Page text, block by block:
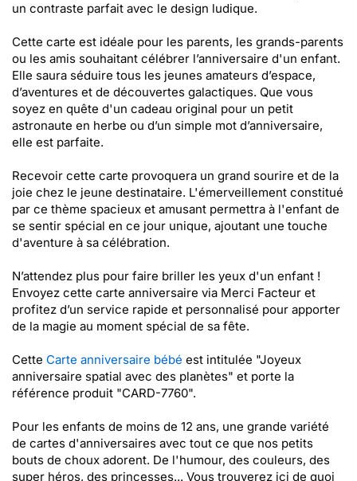
un contraste parfait avec le design ludique.
Cette carte est idéale pour les parents, les grands-parents
ou les amis souhaitant célébrer l’anniversaire d'un enfant.
Elle saura séduire tous les jeunes amateurs d’espace,
d’aventures et de découvertes galactiques. Que vous
soyez en quête d'un cadeau original pour un petit
astronaute en herbe ou d’un simple mot d’anniversaire,
elle est parfaite.
Recevoir cette carte provoquera un grand sourire et de la
joie chez le jeune destinataire. L'émerveillement constitué
par ce thème spacieux et amusant permettra à l'enfant de
se sentir spécial en ce jour unique, ajoutant une touche
d'aventure à sa célébration.
N’attendez plus pour faire briller les yeux d'un enfant !
Envoyez cette carte anniversaire via Merci Facteur et
profitez d’un service rapide et personnalisé pour apporter
de la magie au moment spécial de sa fête.
Cette Carte anniversaire bébé est intitulée "Joyeux
anniversaire spatial avec des planètes" et porte la
référence produit "CARD-7760".
Pour les enfants de moins de 12 ans, une grande variété
de cartes d'anniversaires avec tout ce que nos petits
bouts de choux adorent. De l'humour, des couleurs, des
super héros, des princesses... Vous trouverez ici de quoi